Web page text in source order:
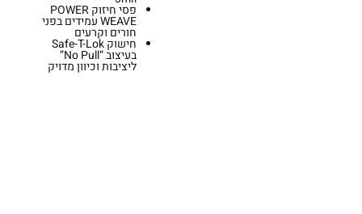
פסי חיזוק POWER
WEAVE עמידים בפני
חורים וקרעים
חישוק Safe-T-Lok
בעיצוב “No Pull”
ליציבות וכיוון מדויק